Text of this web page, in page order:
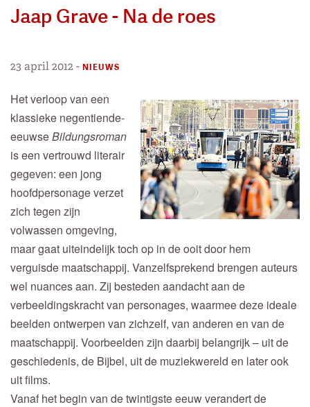
Jaap Grave - Na de roes
23 april 2012 - NIEUWS
Het verloop van een
klassieke negentiende-
eeuwseBildungsroman
is een vertrouwd literair
gegeven: een jong
hoofdpersonage verzet
zich tegen zijn
volwassen omgeving,
maar gaat uiteindelijk toch op in de ooit door hem
verguisde maatschappij. Vanzelfsprekend brengen auteurs
wel nuances aan. Zij besteden aandacht aan de
verbeeldingskracht van personages, waarmee deze ideale
beelden ontwerpen van zichzelf, van anderen en van de
maatschappij. Voorbeelden zijn daarbij belangrijk – uit de
geschiedenis, de Bijbel, uit de muziekwereld en later ook
uit films.
Vanaf het begin van de twintigste eeuw verandert de